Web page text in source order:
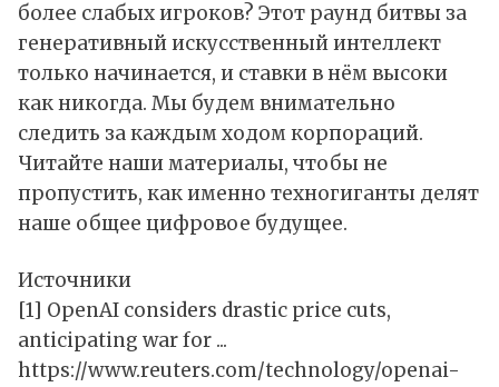
более слабых игроков? Этот раунд битвы за
генеративный искусственный интеллект
только начинается, и ставки в нём высоки
как никогда. Мы будем внимательно
следить за каждым ходом корпораций.
Читайте наши материалы, чтобы не
пропустить, как именно техногиганты делят
наше общее цифровое будущее.
Источники
[1] OpenAI considers drastic price cuts,
anticipating war for ...
https://www.reuters.com/technology/openai-